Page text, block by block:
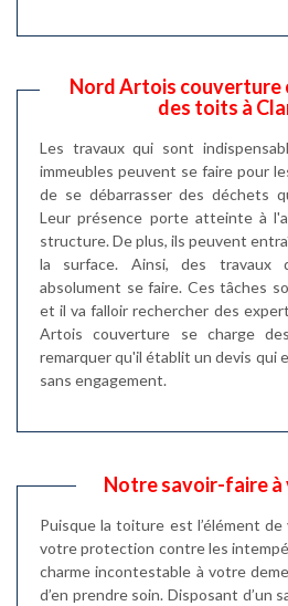
Nord Artois
des toits à
Les travaux qui sont
immeubles peuvent se faire pour
de se débarrasser des déchets
Leur présence porte atteinte à
structure. De plus, ils peuvent
la surface. Ainsi, des travaux
absolument se faire. Ces tâches
et il va falloir rechercher des
Artois couverture se charge
remarquer qu'il établit un devis
sans engagement.
Notre savoir-faire
Puisque la toiture est l’élément
votre protection contre les
charme incontestable à votre
d’en prendre soin. Disposant d’un